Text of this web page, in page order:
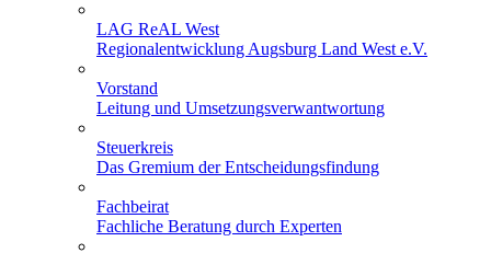
LAG ReAL West
Regionalentwicklung Augsburg Land West e.V.
Vorstand
Leitung und Umsetzungsverwantwortung
Steuerkreis
Das Gremium der Entscheidungsfindung
Fachbeirat
Fachliche Beratung durch Experten